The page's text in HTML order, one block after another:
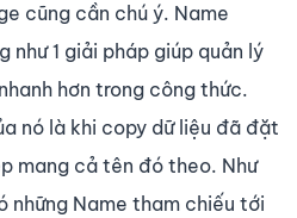
cũng cần chú ý. Name
như 1 giải pháp giúp quản lý
hơn trong công thức.
nó là khi copy dữ liệu đã đặt
mang cả tên đó theo. Như
những Name tham chiếu tới